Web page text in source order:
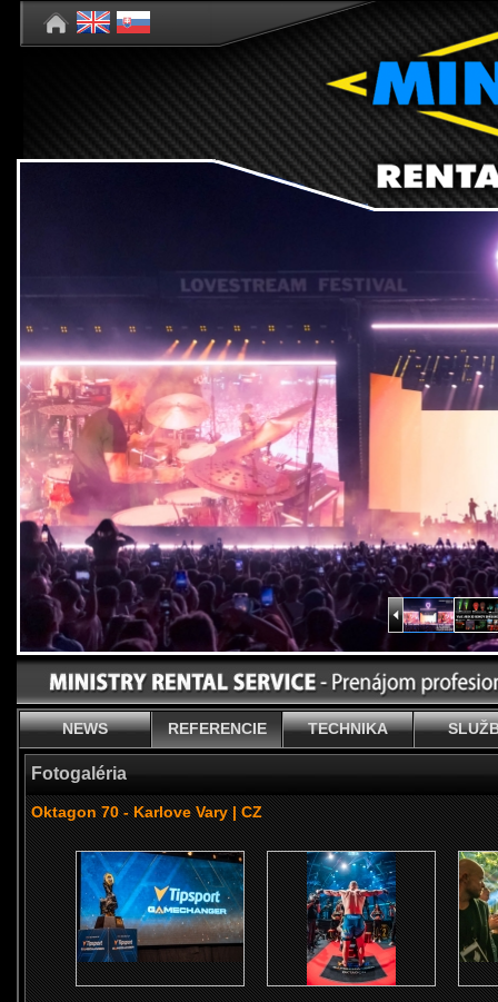
NEWS REFERENCIE TECHNIKA
Fotogaléria
Oktagon 70 - Karlove Vary | CZ